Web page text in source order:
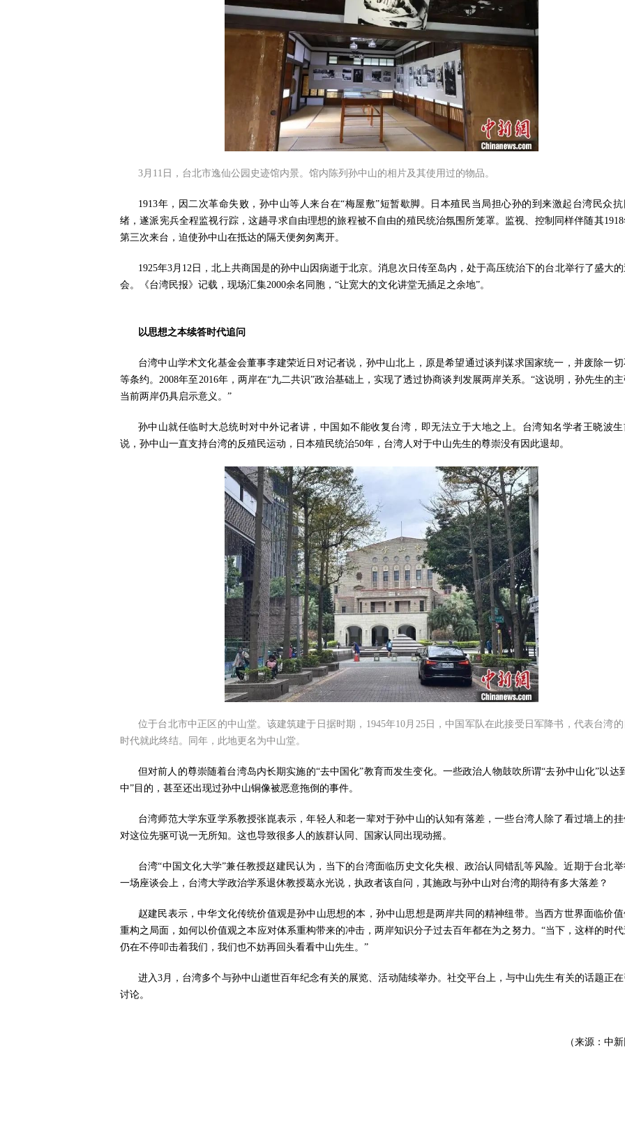
3月11日，台北市逸仙公园史迹馆内景。馆内陈列孙中山的相片及其使用过的物品。
1913年，因二次革命失败，孙中山等人来台在“梅屋敷”短暂歇脚。日本殖民当局担心孙的到来激起台湾民众抗
绪，遂派宪兵全程监视行踪，这趟寻求自由理想的旅程被不自由的殖民统治氛围所笼罩。监视、控制同样伴随其1918
第三次来台，迫使孙中山在抵达的隔天便匆匆离开。
1925年3月12日，北上共商国是的孙中山因病逝于北京。消息次日传至岛内，处于高压统治下的台北举行了盛大
会。《台湾民报》记载，现场汇集2000余名同胞，“让宽大的文化讲堂无插足之余地”。
以思想之本续答时代追问
台湾中山学术文化基金会董事李建荣近日对记者说，孙中山北上，原是希望通过谈判谋求国家统一，并废除一
等条约。2008年至2016年，两岸在“九二共识”政治基础上，实现了透过协商谈判发展两岸关系。“这说明，孙先生的
当前两岸仍具启示意义。”
孙中山就任临时大总统时对中外记者讲，中国如不能收复台湾，即无法立于大地之上。台湾知名学者王晓波生
说，孙中山一直支持台湾的反殖民运动，日本殖民统治50年，台湾人对于中山先生的尊崇没有因此退却。
位于台北市中正区的中山堂。该建筑建于日据时期，1945年10月25日，中国军队在此接受日军降书，代表台湾
时代就此终结。同年，此地更名为中山堂。
但对前人的尊崇随着台湾岛内长期实施的“去中国化”教育而发生变化。一些政治人物鼓吹所谓“去孙中山化”以达
中”目的，甚至还出现过孙中山铜像被恶意拖倒的事件。
台湾师范大学东亚学系教授张崑表示，年轻人和老一辈对于孙中山的认知有落差，一些台湾人除了看过墙上的挂
对这位先驱可说一无所知。这也导致很多人的族群认同、国家认同出现动摇。
台湾“中国文化大学”兼任教授赵建民认为，当下的台湾面临历史文化失根、政治认同错乱等风险。近期于台北举
一场座谈会上，台湾大学政治学系退休教授葛永光说，执政者该自问，其施政与孙中山对台湾的期待有多大落差？
赵建民表示，中华文化传统价值观是孙中山思想的本，孙中山思想是两岸共同的精神纽带。当西方世界面临价
重构之局面，如何以价值观之本应对体系重构带来的冲击，两岸知识分子过去百年都在为之努力。“当下，这样的时代
仍在不停叩击着我们，我们也不妨再回头看看中山先生。”
进入3月，台湾多个与孙中山逝世百年纪念有关的展览、活动陆续举办。社交平台上，与中山先生有关的话题正在
讨论。
（来源：中新